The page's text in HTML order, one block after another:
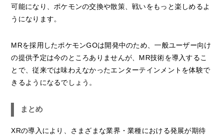
可能になり、ポケモンの交換や散策、戦いをもっと楽しめるよ
うになります。
MRを採用したポケモンGOは開発中のため、一般ユーザー向け
の提供予定は今のところありませんが、MR技術を導入するこ
とで、従来では味わえなかったエンターテインメントを体験で
きるようになるでしょう。
まとめ
XRの導入により、さまざまな業界・業種における発展が期待